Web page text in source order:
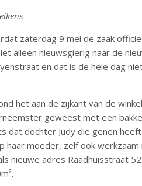
zaterdag 9 mei de zaak
alleen nieuwsgierig naar de
en dat is de hele dag
het aan de zijkant van de
geweest met een
dat dochter Judy die genen heeft
moeder, zelf ook werkzaam
nieuwe adres Raadhuisstraat